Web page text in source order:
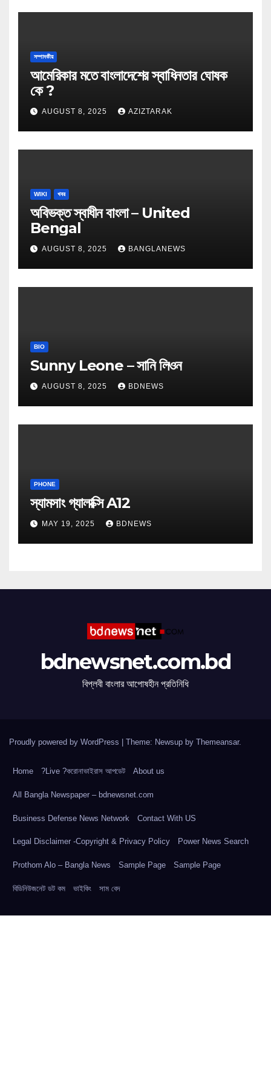
সম্পাদকীয়
আমেরিকার মতে বাংলাদেশের স্বাধিনতার ঘোষক
কে ?
AUGUST 8, 2025 AZIZTARAK
WIKI খবর
অবিভক্ত স্বাধীন বাংলা – United
Bengal
AUGUST 8, 2025 BANGLANEWS
BIO
Sunny Leone – সানি লিওন
AUGUST 8, 2025 BDNEWS
PHONE
স্যামসাং গ্যালাক্সি A12
MAY 19, 2025 BDNEWS
bdnewsnet.com.bd
বিপ্লবী বাংলার আপোষহীন প্রতিনিধি
Proudly powered by WordPress | Theme: Newsup by Themeansar.
Home ?Live ?করোনাভাইরাস আপডেট About us
All Bangla Newspaper – bdnewsnet.com
Business Defense News Network Contact With US
Legal Disclaimer -Copyright & Privacy Policy Power News Search
Prothom Alo – Bangla News Sample Page Sample Page
বিডিনিউজনেট ডট কম ভাইকিং সাম বেদ